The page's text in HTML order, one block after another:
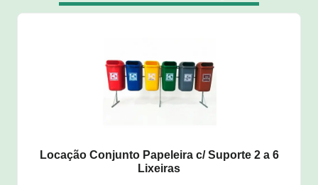
Locação Conjunto Papeleira c/ Suporte 2 a 6
Lixeiras